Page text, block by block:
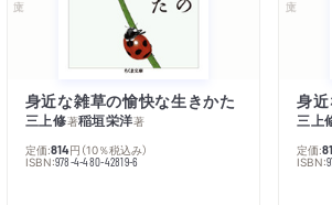
身近な雑草の愉快な生きかた
三上修著稲垣栄洋著
定価:814円 （10％税込み）
ISBN:978-4-480-42819-6
身
三上
定価:
ISBN: